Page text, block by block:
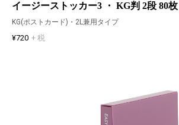
イージーストッカー3 ・ KG判 2段 80
KG(ポストカード)・2L兼用タイプ
¥720 + 税